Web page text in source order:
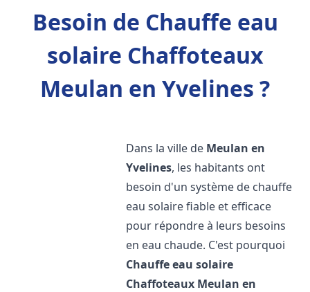
Besoin de Chauffe eau
solaire Chaffoteaux
Meulan en Yvelines ?
Dans la ville de Meulan en
Yvelines, les habitants ont
besoin d'un système de chauffe
eau solaire fiable et efficace
pour répondre à leurs besoins
en eau chaude. C'est pourquoi
Chauffe eau solaire
Chaffoteaux Meulan en